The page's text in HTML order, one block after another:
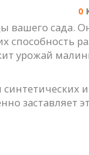
0
вашего сада.
способность
урожай
заставляет